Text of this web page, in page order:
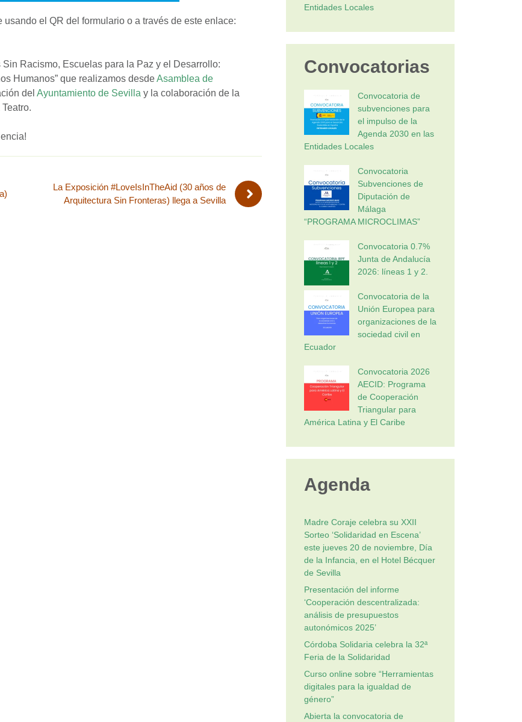
el QR del formulario o a través de este enlace:
Racismo, Escuelas para la Paz y el Desarrollo:
Humanos” que realizamos desdeAsamblea de
del Ayuntamiento de Sevilla y la colaboración de la
La Exposición #LoveIsInTheAid (30 años de
Arquitectura Sin Fronteras) llega a Sevilla
Entidades Locales
Convocatorias
Convocatoria de
subvenciones para
el impulso de la
Agenda 2030 en las
Entidades Locales
Convocatoria
Subvenciones de
Diputación de
Málaga
“PROGRAMA MICROCLIMAS”
Convocatoria 0.7%
Junta de Andalucía
2026: líneas 1 y 2.
Convocatoria de la
Unión Europea para
organizaciones de la
sociedad civil en
Ecuador
Convocatoria 2026
AECID: Programa
de Cooperación
Triangular para
América Latina y El Caribe
Agenda
Madre Coraje celebra su XXII
Sorteo ‘Solidaridad en Escena’
este jueves 20 de noviembre, Día
de la Infancia, en el Hotel Bécquer
de Sevilla
Presentación del informe
‘Cooperación descentralizada:
análisis de presupuestos
autonómicos 2025’
Córdoba Solidaria celebra la 32ª
Feria de la Solidaridad
Curso online sobre “Herramientas
digitales para la igualdad de
género”
Abierta la convocatoria de